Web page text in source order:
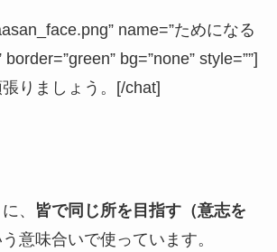
name=”ためになる
border=”green” bg=”none” style=””]
りましょう。[/chat]
、 皆で同じ所を目指す（意志を
う意味合いで使っています。